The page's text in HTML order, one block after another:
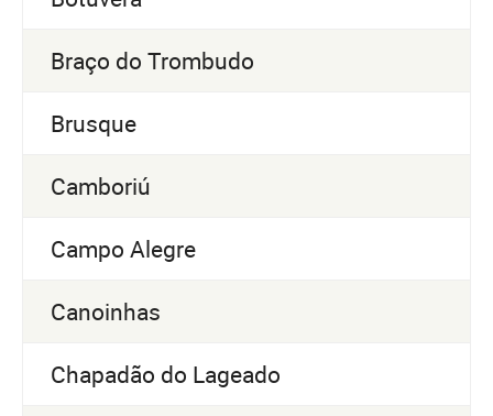
Braço do Trombudo
Brusque
Camboriú
Campo Alegre
Canoinhas
Chapadão do Lageado